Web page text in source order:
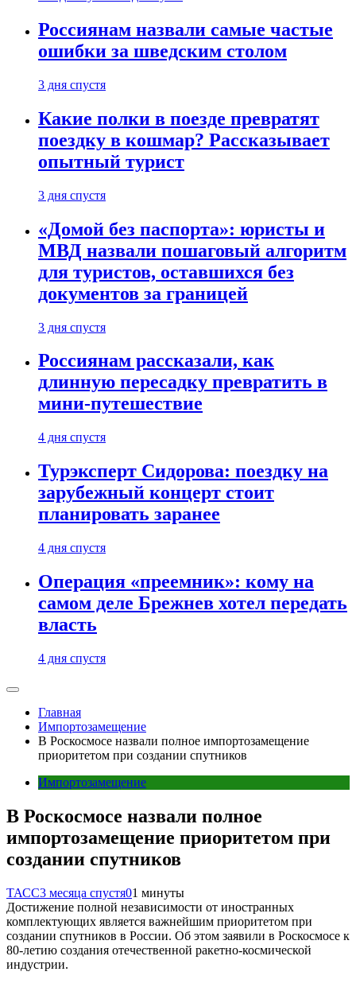
Россиянам назвали самые частые
ошибки за шведским столом
3 дня спустя
Какие полки в поезде превратят
поездку в кошмар? Рассказывает
опытный турист
3 дня спустя
«Домой без паспорта»: юристы и
МВД назвали пошаговый алгоритм
для туристов, оставшихся без
документов за границей
3 дня спустя
Россиянам рассказали, как
длинную пересадку превратить в
мини-путешествие
4 дня спустя
Турэксперт Сидорова: поездку на
зарубежный концерт стоит
планировать заранее
4 дня спустя
Операция «преемник»: кому на
самом деле Брежнев хотел передать
власть
4 дня спустя
Главная
Импортозамещение
В Роскосмосе назвали полное импортозамещение
приоритетом при создании спутников
Импортозамещение
В Роскосмосе назвали полное
импортозамещение приоритетом при
создании спутников
ТАСС3 месяца спустя01 минуты
Достижение полной независимости от иностранных
комплектующих является важнейшим приоритетом при
создании спутников в России. Об этом заявили в Роскосмосе к
80-летию создания отечественной ракетно-космической
индустрии.